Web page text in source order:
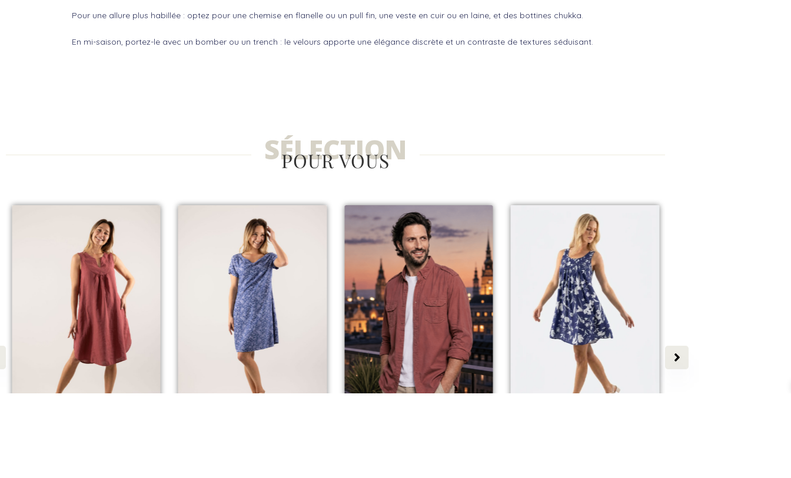
Pour une allure plus habillée : optez pour une chemise en flanelle ou un pull fin, une veste en cuir ou en laine, et des bottines chukka.
En mi-saison, portez-le avec un bomber ou un trench : le velours apporte une élégance discrète et un contraste de textures séduisant.
SÉLECTION
POUR VOUS